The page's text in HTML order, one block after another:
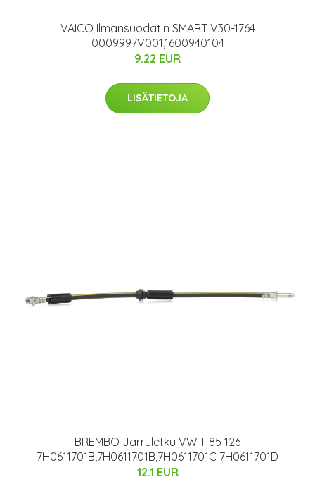
VAICO Ilmansuodatin SMART V30-1764
0009997V001,1600940104
9.22 EUR
LISÄTIETOJA
BREMBO Jarruletku VW T 85 126
7H0611701B,7H0611701B,7H0611701C 7H0611701D
12.1 EUR